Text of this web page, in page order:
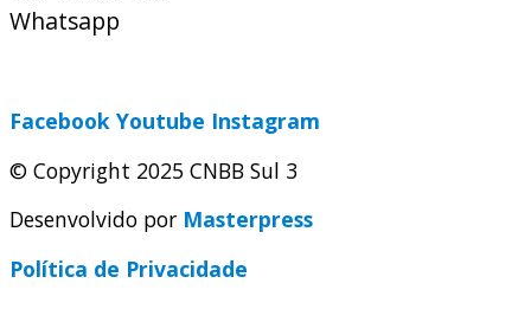
Whatsapp
Facebook Youtube Instagram
© Copyright 2025 CNBB Sul 3
Desenvolvido por Masterpress
Política de Privacidade